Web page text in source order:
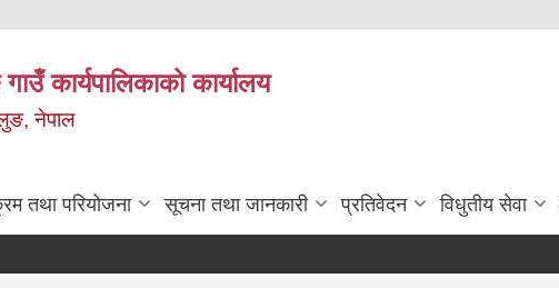
कार्यपालिकाको कार्यालय
नेपाल
तथा परियोजना सूचना तथा जानकारी प्रतिवेदन विधुतीय सेवा